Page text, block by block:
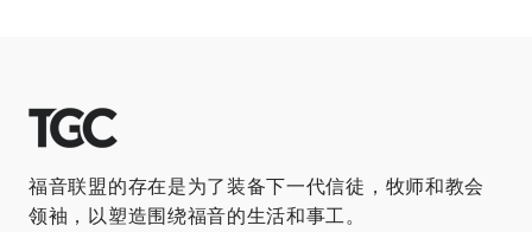
福音联盟的存在是为了装备下一代信徒，牧师和教会
领袖，以塑造围绕福音的生活和事工。